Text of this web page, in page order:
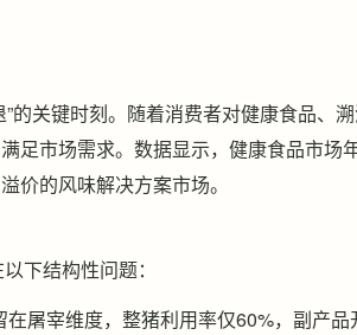
的关键时刻。随着消费者对健康食品、
足市场需求。数据显示，健康食品市场
价的风味解决方案市场。
下结构性问题：
在屠宰维度，整猪利用率仅60%，副产